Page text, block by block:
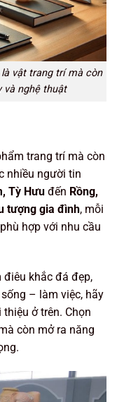
vật trang trí mà còn
và nghệ thuật
trang trí mà còn
nhiều người tin
Tỳ Hưu đến Rồng,
tượng gia đình, mỗi
hợp với nhu cầu
khắc đá đẹp,
– làm việc, hãy
ở trên. Chọn
còn mở ra năng